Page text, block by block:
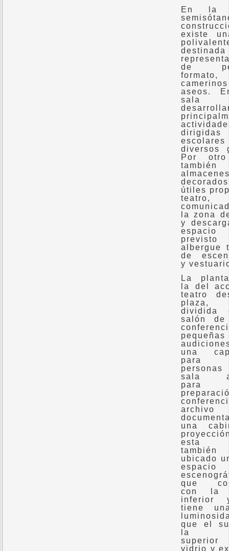
En la
existe
de
formato,
aseos.
diversos
Por
útiles
teatro,
la zona
y
albergue
de
y
La
la del
teatro
plaza,
dividida
salón de
pequeñas
una
para
sala
archivo
una
esta
también
ubicado
espacio
que
con la
inferior
tiene
que el
la
superior
vidrio y